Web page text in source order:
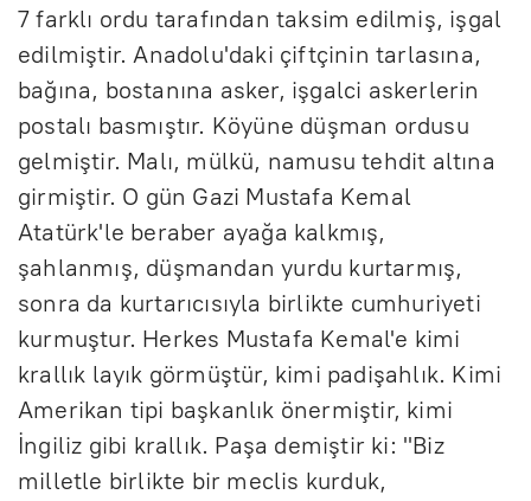
7 farklı ordu tarafından taksim edilmiş, işgal
edilmiştir. Anadolu'daki çiftçinin tarlasına,
bağına, bostanına asker, işgalci askerlerin
postalı basmıştır. Köyüne düşman ordusu
gelmiştir. Malı, mülkü, namusu tehdit altına
girmiştir. O gün Gazi Mustafa Kemal
Atatürk'le beraber ayağa kalkmış,
şahlanmış, düşmandan yurdu kurtarmış,
sonra da kurtarıcısıyla birlikte cumhuriyeti
kurmuştur. Herkes Mustafa Kemal'e kimi
krallık layık görmüştür, kimi padişahlık. Kimi
Amerikan tipi başkanlık önermiştir, kimi
İngiliz gibi krallık. Paşa demiştir ki: "Biz
milletle birlikte bir meclis kurduk,